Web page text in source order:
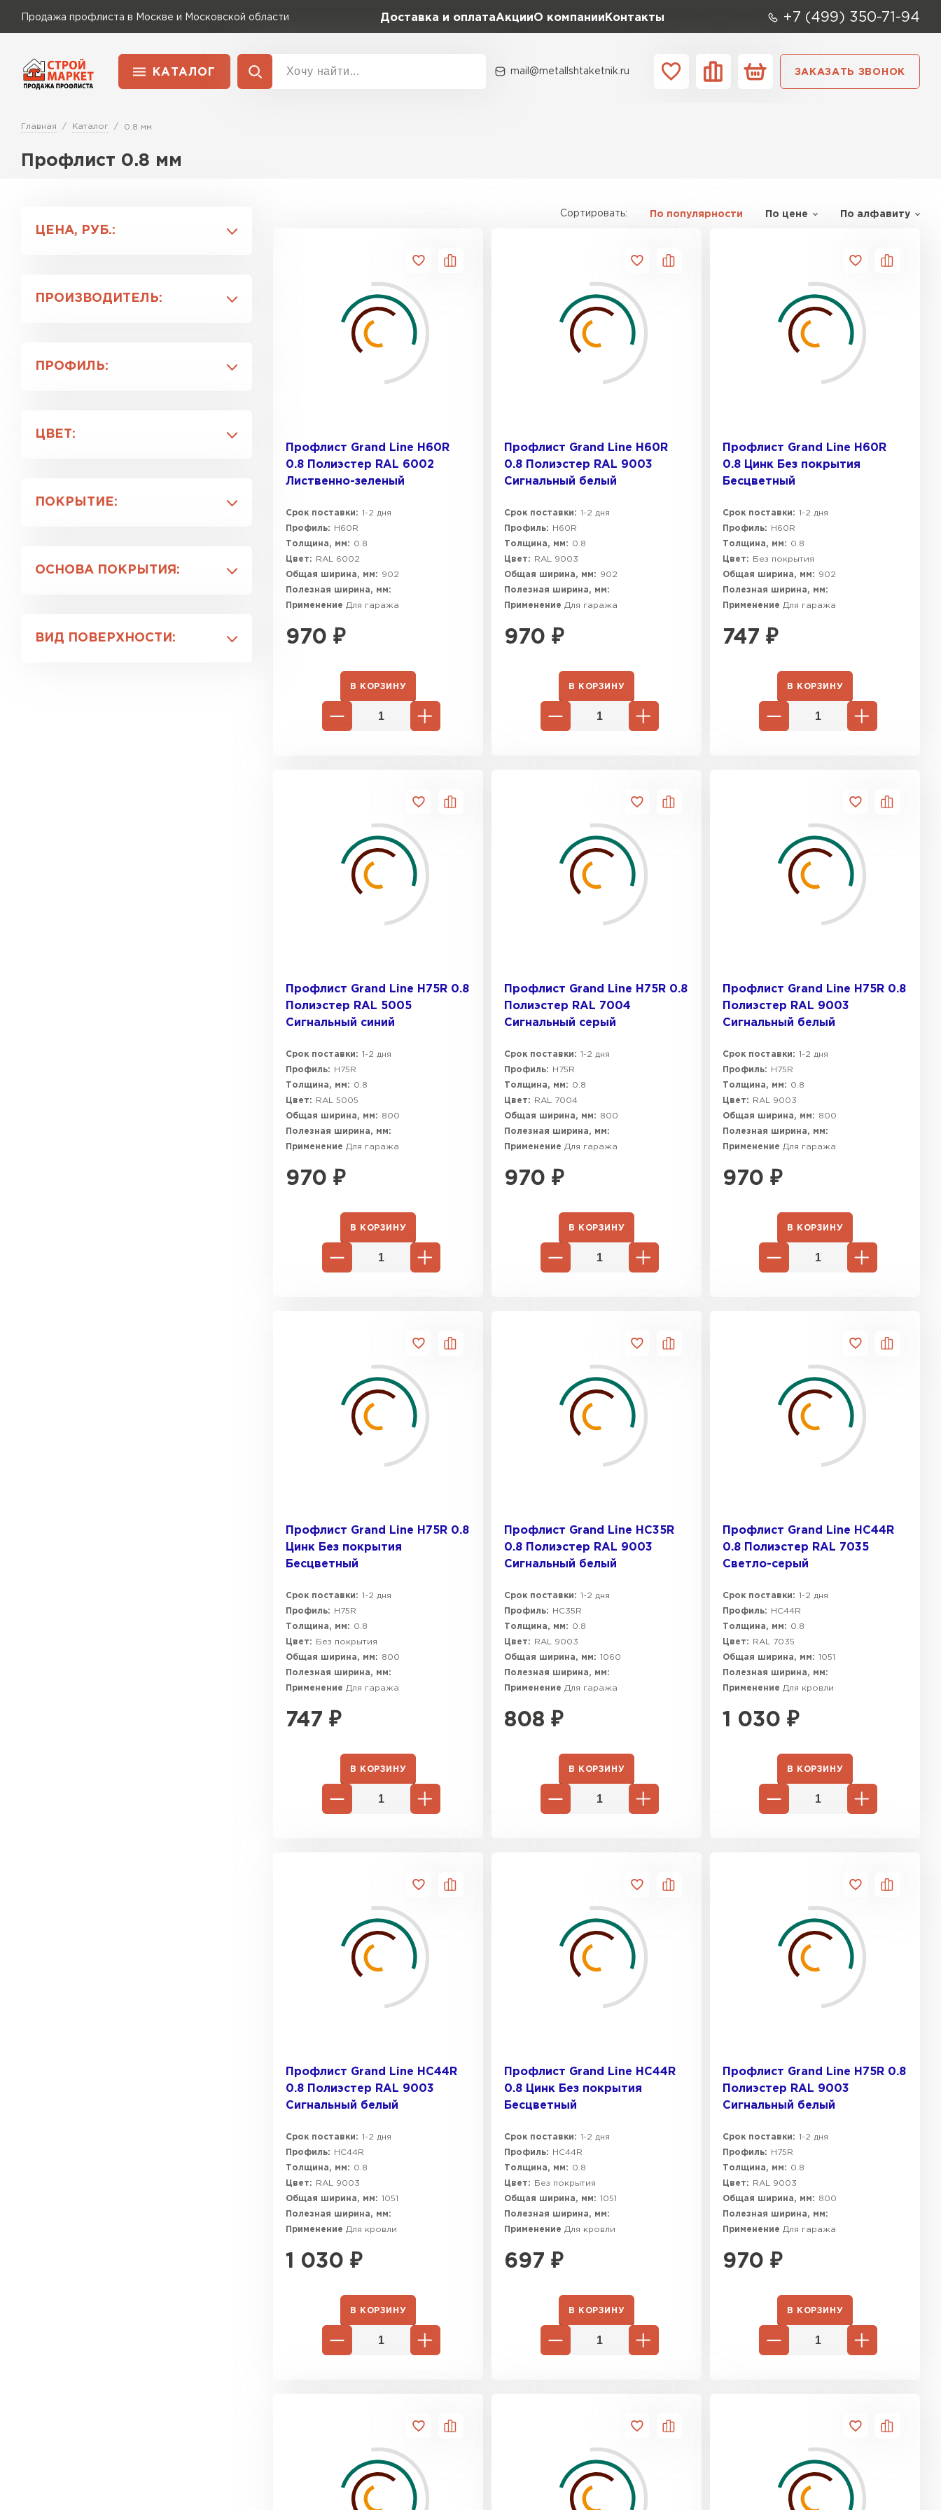
Продажа профлиста в Москве и Московской области Доставка и оплатаАкцииО компании Контакты +7 (499) 350-71-94
КАТАЛОГ
Применение
Для забора
Для ангара
mail@metallshtaketnik.ru ЗАКАЗАТЬ ЗВОНОК
Главная Каталог 0.8 мм
Профлист 0.8 мм
ЦЕНА, РУБ.:
ПРОИЗВОДИТЕЛЬ:
Профлист-Металл
ПРОФИЛЬ:
C17ПГ
ЦВЕТ:
RAL 5005
ПОКРЫТИЕ:
Полиэстер
ОСНОВА ПОКРЫТИЯ:
ВИД ПОВЕРХНОСТИ:
Сортировать: По популярности По цене По алфавиту
Профлист Grand Line H60R
0.8 Полиэстер RAL 6002
Лиственно-зеленый
Срок поставки: 1-2 дня
Профиль:
H60R
Толщина, мм:
0.8
Цвет:
RAL 6002
Общая ширина, мм:
902
Полезная ширина, мм:
Применение Для гаража
970 ₽
В КОРЗИНУ
Профлист Grand Line H60R
0.8 Полиэстер RAL 9003
Сигнальный белый
Срок поставки: 1-2 дня
Профиль:
H60R
Толщина, мм:
0.8
Цвет:
RAL 9003
Общая ширина, мм:
902
Полезная ширина, мм:
Применение Для гаража
970 ₽
В КОРЗИНУ
Профлист Grand Line H60R
0.8 Цинк Без покрытия
Бесцветный
Срок поставки: 1-2 дня
Профиль:
H60R
Толщина, мм:
0.8
Цвет:
Без покрытия
Общая ширина, мм:
902
Полезная ширина, мм:
Применение Для гаража
747 ₽
В КОРЗИНУ
Профлист Grand Line H75R 0.8
Полиэстер RAL 5005
Сигнальный синий
Срок поставки: 1-2 дня
Профиль:
H75R
Толщина, мм:
0.8
Цвет:
RAL 5005
Общая ширина, мм:
800
Полезная ширина, мм:
Применение Для гаража
970 ₽
В КОРЗИНУ
Профлист Grand Line H75R 0.8
Полиэстер RAL 7004
Сигнальный серый
Срок поставки: 1-2 дня
Профиль:
H75R
Толщина, мм:
0.8
Цвет:
RAL 7004
Общая ширина, мм:
800
Полезная ширина, мм:
Применение Для гаража
970 ₽
В КОРЗИНУ
Профлист Grand Line H75R 0.8
Полиэстер RAL 9003
Сигнальный белый
Срок поставки: 1-2 дня
Профиль:
H75R
Толщина, мм:
0.8
Цвет:
RAL 9003
Общая ширина, мм:
800
Полезная ширина, мм:
Применение Для гаража
970 ₽
В КОРЗИНУ
Профлист Grand Line H75R 0.8
Цинк Без покрытия
Бесцветный
Срок поставки: 1-2 дня
Профиль:
H75R
Толщина, мм:
0.8
Цвет:
Без покрытия
Общая ширина, мм:
800
Полезная ширина, мм:
Применение Для гаража
747 ₽
В КОРЗИНУ
Профлист Grand Line HC35R
0.8 Полиэстер RAL 9003
Сигнальный белый
Срок поставки: 1-2 дня
Профиль:
HC35R
Толщина, мм:
0.8
Цвет:
RAL 9003
Общая ширина, мм: 1060
Полезная ширина, мм:
Применение Для гаража
808 ₽
В КОРЗИНУ
Профлист Grand Line HC44R
0.8 Полиэстер RAL 7035
Светло-серый
Срок поставки: 1-2 дня
Профиль:
HC44R
Толщина, мм:
0.8
Цвет:
RAL 7035
Общая ширина, мм: 1051
Полезная ширина, мм:
Применение Для кровли
1 030 ₽
В КОРЗИНУ
Профлист Grand Line HC44R
0.8 Полиэстер RAL 9003
Сигнальный белый
Срок поставки: 1-2 дня
Профиль:
HC44R
Толщина, мм:
0.8
Цвет:
RAL 9003
Общая ширина, мм: 1051
Полезная ширина, мм:
Применение Для кровли
1 030 ₽
В КОРЗИНУ
Профлист Grand Line HC44R
0.8 Цинк Без покрытия
Бесцветный
Срок поставки: 1-2 дня
Профиль:
HC44R
Толщина, мм:
0.8
Цвет:
Без покрытия
Общая ширина, мм: 1051
Полезная ширина, мм:
Применение Для кровли
697 ₽
В КОРЗИНУ
Профлист Grand Line Н75R 0.8
Полиэстер RAL 9003
Сигнальный белый
Срок поставки: 1-2 дня
Профиль:
Н75R
Толщина, мм:
0.8
Цвет:
RAL 9003
Общая ширина, мм:
800
Полезная ширина, мм:
Применение Для гаража
970 ₽
В КОРЗИНУ